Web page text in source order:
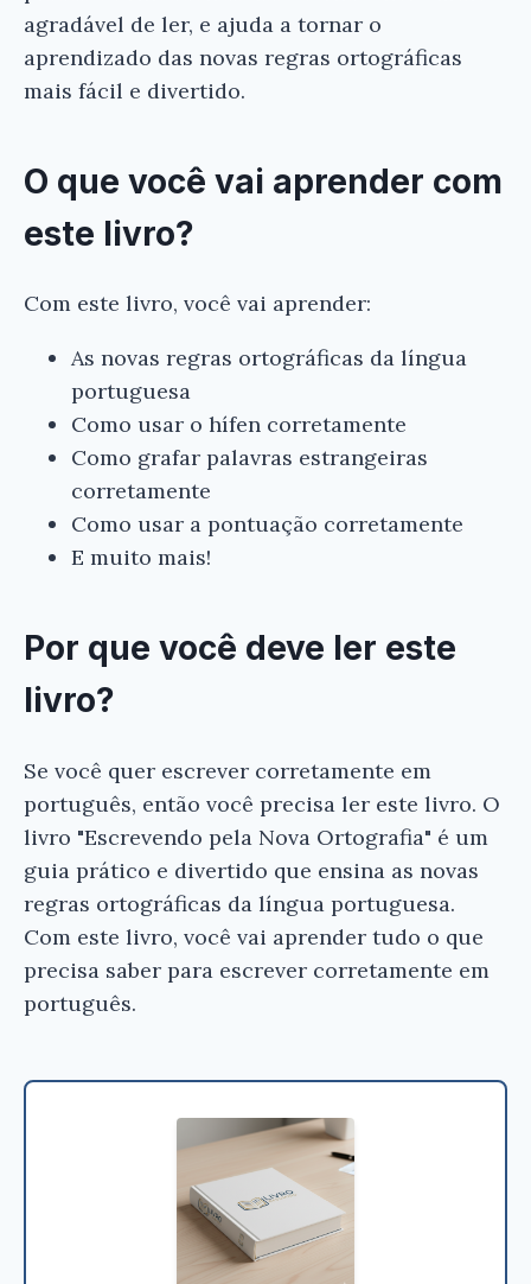
agradável de ler, e ajuda a tornar o
aprendizado das novas regras ortográficas
mais fácil e divertido.
O que você vai aprender com
este livro?
Com este livro, você vai aprender:
As novas regras ortográficas da língua
portuguesa
Como usar o hífen corretamente
Como grafar palavras estrangeiras
corretamente
Como usar a pontuação corretamente
E muito mais!
Por que você deve ler este
livro?
Se você quer escrever corretamente em
português, então você precisa ler este livro. O
livro "Escrevendo pela Nova Ortografia" é um
guia prático e divertido que ensina as novas
regras ortográficas da língua portuguesa.
Com este livro, você vai aprender tudo o que
precisa saber para escrever corretamente em
português.